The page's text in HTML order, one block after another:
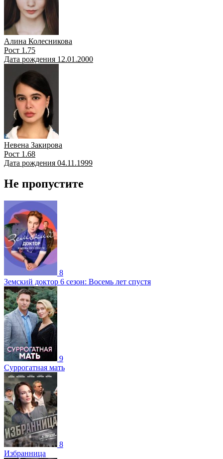
Алина Колесникова
Рост 1.75
Дата рождения 12.01.2000
Невена Закирова
Рост 1.68
Дата рождения 04.11.1999
Не пропустите
8
Земский доктор 6 сезон: Восемь лет спустя
9
Суррогатная мать
8
Избранница